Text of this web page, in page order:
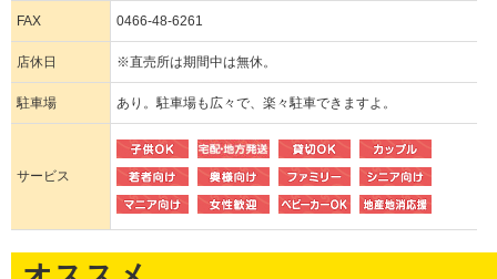
FAX 0466-48-6261
店休日 ※直売所は期間中は無休。
駐車場 あり。駐車場も広々で、楽々駐車できますよ。
サービス